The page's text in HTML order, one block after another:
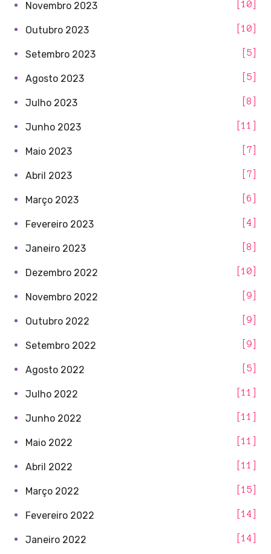
Novembro 2023 10
Outubro 2023 10
Setembro 2023 5
Agosto 2023 5
Julho 2023 8
Junho 2023 11
Maio 2023 7
Abril 2023 7
Março 2023 6
Fevereiro 2023 4
Janeiro 2023 8
Dezembro 2022 10
Novembro 2022 9
Outubro 2022 9
Setembro 2022 9
Agosto 2022 5
Julho 2022 11
Junho 2022 11
Maio 2022 11
Abril 2022 11
Março 2022 15
Fevereiro 2022 14
Janeiro 2022 14